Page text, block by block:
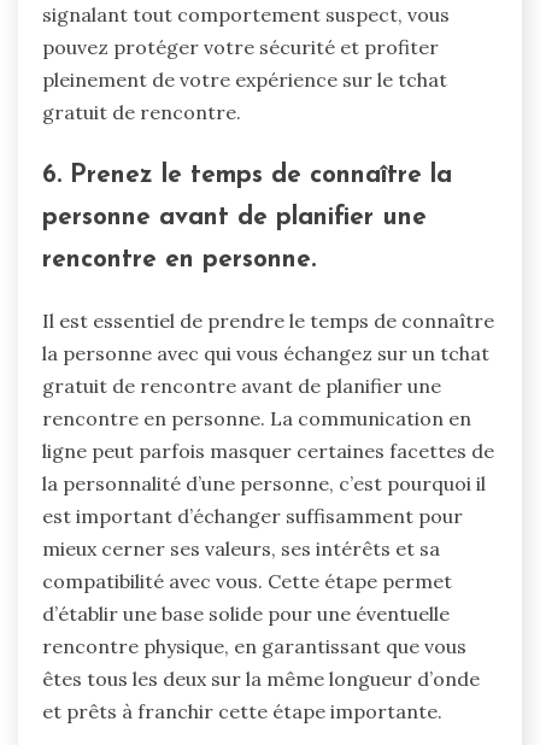
signalant tout comportement suspect, vous
pouvez protéger votre sécurité et profiter
pleinement de votre expérience sur le tchat
gratuit de rencontre.
6. Prenez le temps de connaître la
personne avant de planifier une
rencontre en personne.
Il est essentiel de prendre le temps de connaître
la personne avec qui vous échangez sur un tchat
gratuit de rencontre avant de planifier une
rencontre en personne. La communication en
ligne peut parfois masquer certaines facettes de
la personnalité d’une personne, c’est pourquoi il
est important d’échanger suffisamment pour
mieux cerner ses valeurs, ses intérêts et sa
compatibilité avec vous. Cette étape permet
d’établir une base solide pour une éventuelle
rencontre physique, en garantissant que vous
êtes tous les deux sur la même longueur d’onde
et prêts à franchir cette étape importante.